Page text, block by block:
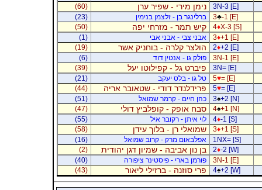
3N-3 [E]
נימן מירי - שפיר ערן
(60)
3♣-1 [E] ברלינגר בן - זלצמן בנימין
(23)
4♦X-3 [S] קיש תמר - מזרחי יפה
(50)
3♦+1 [E] אבני צבי - אבני אבי
(1)
2♦+2 [E] הולצר קלרה - בוחניק אשר
(19)
3N-1 [E]
פולק גו - אנטין דוד
(6)
3N= [E]
פיברט גל - קפילוטו יעל
(39)
5♥= [E] טל גו - בלס יעקב
(21)
5♥= [E] פרידלנדר דודי - שטאובר אריה
(44)
3♠+2 [N] כהן חיים - קרמר שמואל
(51)
4♠+1 [N] סבח אופק - קופלביץ דולי
(47)
4♦-1 [S] לוי איתן - רקובר איל
(55)
3♦+1 [S] שמואלי רן - בלוך עידן
(58)
1NX= [S]
אפלבאום מרק - קרוב שמואל
(16)
2♦-2 [W] בן נון אביבה - שמיון דגן יהודית
(2)
3N-1 [E]
פורמן בארי - פיסטינר ציפורה
(40)
4♠+2 [W] פרי סוזנה - ברזילי ליאור (43)